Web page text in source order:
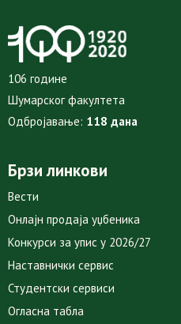
106 године
Шумарског факултета
Одбројавање: 118 дана
Брзи линкови
Вести
Онлајн продаја уџбеника
Конкурси за упис у 2026/27
Наставнички сервис
Студентски сервиси
Огласна табла